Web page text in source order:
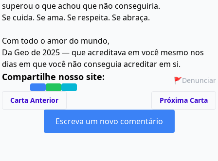
superou o que achou que não conseguiria.
Se cuida. Se ama. Se respeita. Se abraça.
Com todo o amor do mundo,
Da Geo de 2025 — que acreditava em você mesmo nos
dias em que você não conseguia acreditar em si.
Compartilhe nosso site: 🚩Denunciar
Carta Anterior Próxima Carta
Escreva um novo comentário